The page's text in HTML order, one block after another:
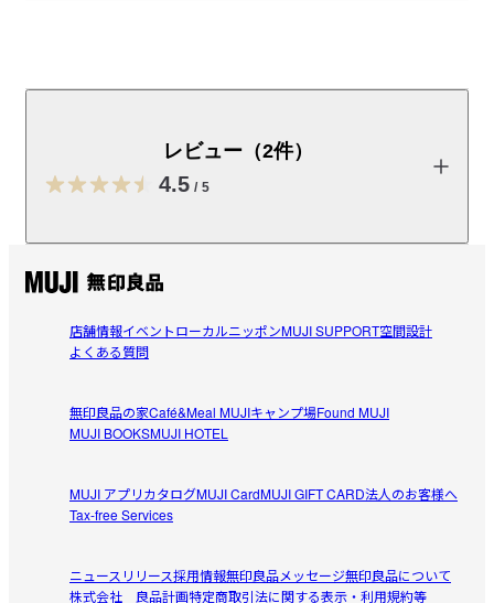
レビュー（2件）
4.5 / 5
seroripasta
2026/06/25
読みやすいボリュームでした。
がついた実際の作品に近い物が見たかったです。モチーフ
yuu
店舗情報イベントローカルニッポンMUJI SUPPORT空間設計
よくある質問
無印良品の家Café&Meal MUJIキャンプ場Found MUJI
MUJI BOOKSMUJI HOTEL
MUJI アプリカタログMUJI CardMUJI GIFT CARD法人のお客様へ
Tax-free Services
ニュースリリース採用情報無印良品メッセージ無印良品について
株式会社 良品計画特定商取引法に関する表示・利用規約等